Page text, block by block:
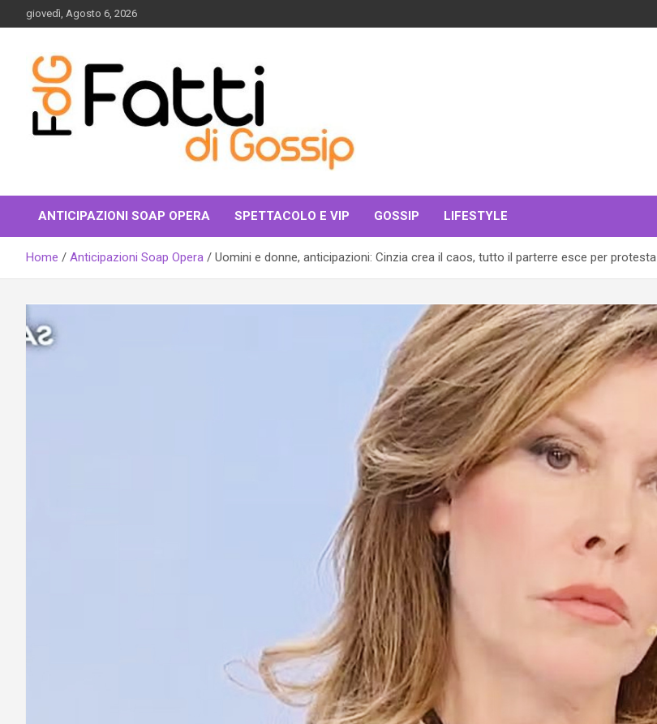
to
giovedì, Agosto 6, 2026
fattidigossip.com
ANTICIPAZIONI SOAP OPERA SPETTACOLO E VIP GOSSIP LIFESTYLE
Home Anticipazioni Soap Opera Uomini e donne, anticipazioni: Cinzia crea il caos, tutto il parterre esce per protesta